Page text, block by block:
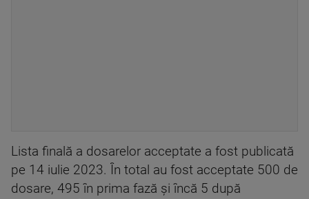
Lista finală a dosarelor acceptate a fost publicată
pe 14 iulie 2023. În total au fost acceptate 500 de
dosare, 495 în prima fază și încă 5 după